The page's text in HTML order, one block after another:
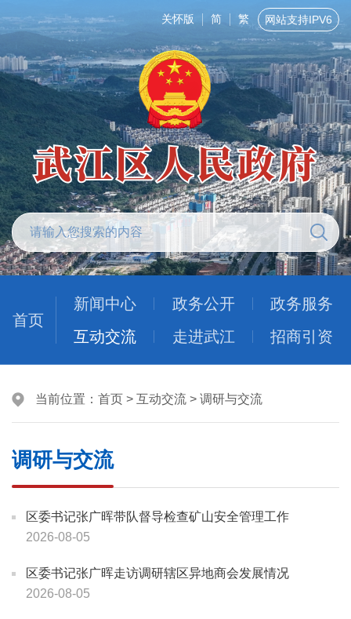
关怀版 简 繁 网站支持IPV6
首页
新闻中心 政务公开
政务服务
互动交流
走进武江 招商引资
当前位置： 首页 > 互动交流 > 调研与交流
调研与交流
区委书记张广晖带队督导检查矿山安全管理工作
2026-08-05
区委书记张广晖走访调研辖区异地商会发展情况
2026-08-05